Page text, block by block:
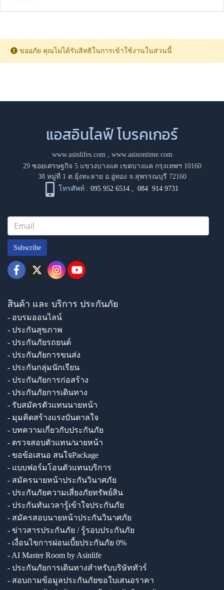
ขออภัย คุณไม่ได้รับสิทธิในการเข้าใช้งานในส่วนนี้
แอสอินไลฟ์ โบรคเกอร์
www.asinlifes.com, www.asinontime.com
29 ซอยเศรษฐกิจ 5 แขวงบางแค เขตบางแค กรุงเทพฯ 10160
38 หมู่ที่ 1 ต.ยุ้งทะลาย อ.อู่ทอง จ.สุพรรณบุรี 72160
โทรศัพท์ : 095 952 6514 ,084 914 9731
Subscribe
สินค้า และ บริการ ประกันภัย
- อบรมออนไลน์
- ประกันสุขภาพ
- ประกันภัยรถยนต์
- ประกันภัยการขนส่ง
- ประกันกลุ่มนักเรียน
- ประกันภัยการก่อสร้าง
- ประกันภัยการเดินทาง
- รับสมัครตัวแทนนายหน้า
- มุมคิดสร้างแรงบันดาลใจ
- บทความเกี่ยวกับประกันภัย
- ตรวจสอบตัวแทน/นายหน้า
- ขอข้อเสนอ สนใจPackage
- แบบฟอร์มโอนตัวแทนบริการ
- สมัครนายหน้าประกันวินาศภัย
- ประกันภัยความเสี่ยงภัยทรัพย์สิน
- ประกันทันเวลารู้เข้าใจประกันภัย
- สมัครสอบนายหน้าประกันวินาศภัย
- ข่าวสารประกันภัย / รู้รอบประกันภัย
- เงื่อนไขการผ่อนเบี้ยประกันภัย 0%
- AI Master Room by Asinlife
- ประกันภัยการเดินทางสำหรับบริษัททัวร์
- สอบถามข้อมูลประกันภัยขอใบเสนอราคา